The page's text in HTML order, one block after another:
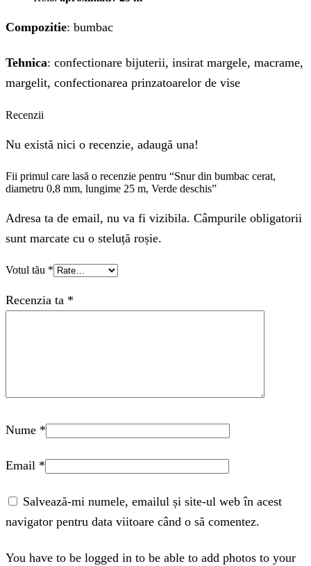
Compozitie: bumbac
Tehnica: confectionare bijuterii, insirat margele, macrame,
margelit, confectionarea prinzatoarelor de vise
Recenzii
Nu există nici o recenzie, adaugă una!
Fii primul care lasă o recenzie pentru “Snur din bumbac cerat,
diametru 0,8 mm, lungime 25 m, Verde deschis”
Adresa ta de email, nu va fi vizibila. Câmpurile obligatorii
sunt marcate cu o steluță roșie.
Votul tău *
Recenzia ta *
Nume *
Email *
Salvează-mi numele, emailul și site-ul web în acest
navigator pentru data viitoare când o să comentez.
You have to be logged in to be able to add photos to your